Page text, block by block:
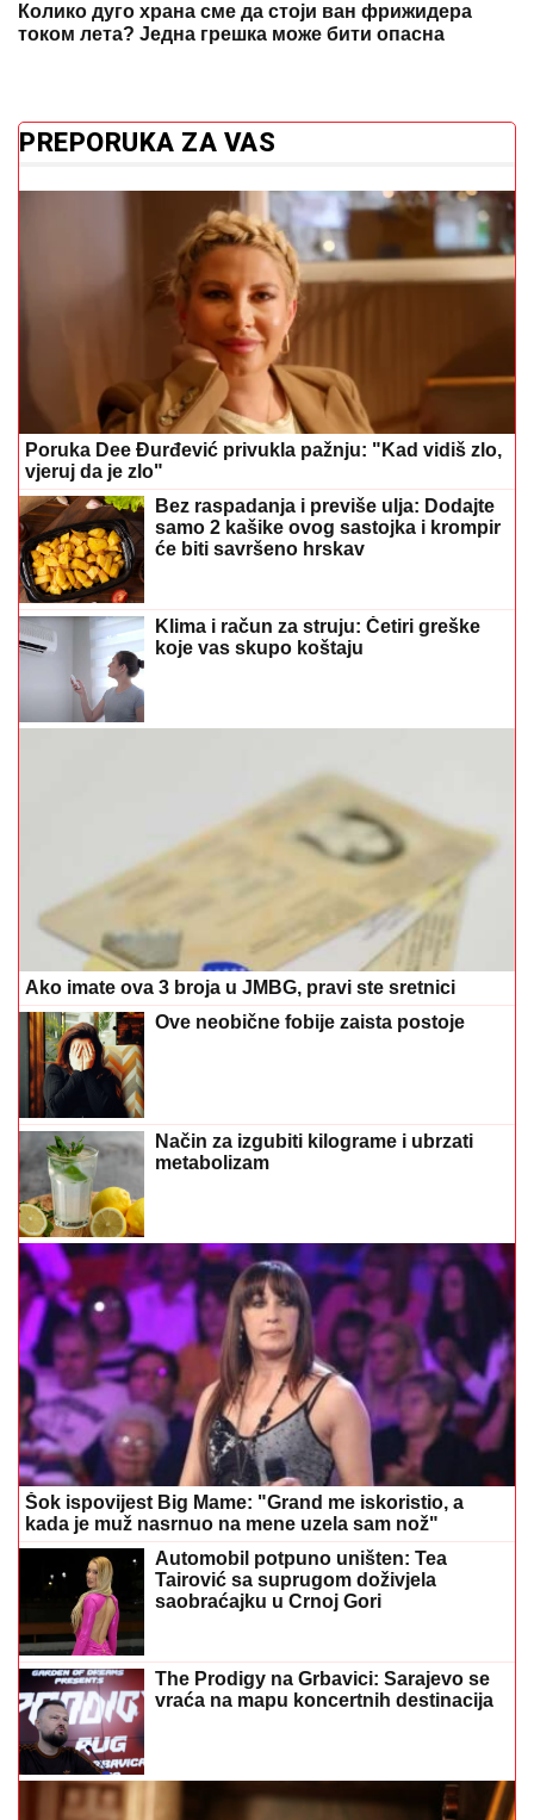
Колико дуго храна сме да стоји ван фрижидера
током лета? Једна грешка може бити опасна
PREPORUKA ZA VAS
Poruka Dee Đurđević privukla pažnju: "Kad vidiš zlo,
vjeruj da je zlo"
Bez raspadanja i previše ulja: Dodajte
samo 2 kašike ovog sastojka i krompir
će biti savršeno hrskav
Klima i račun za struju: Četiri greške
koje vas skupo koštaju
Ako imate ova 3 broja u JMBG, pravi ste sretnici
Ove neobične fobije zaista postoje
Način za izgubiti kilograme i ubrzati
metabolizam
Šok ispovijest Big Mame: "Grand me iskoristio, a
kada je muž nasrnuo na mene uzela sam nož"
Automobil potpuno uništen: Tea
Tairović sa suprugom doživjela
saobraćajku u Crnoj Gori
The Prodigy na Grbavici: Sarajevo se
vraća na mapu koncertnih destinacija